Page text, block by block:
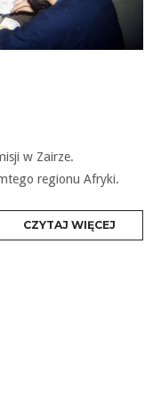
w Zairze.
regionu Afryki.
CZYTAJ WIĘCEJ